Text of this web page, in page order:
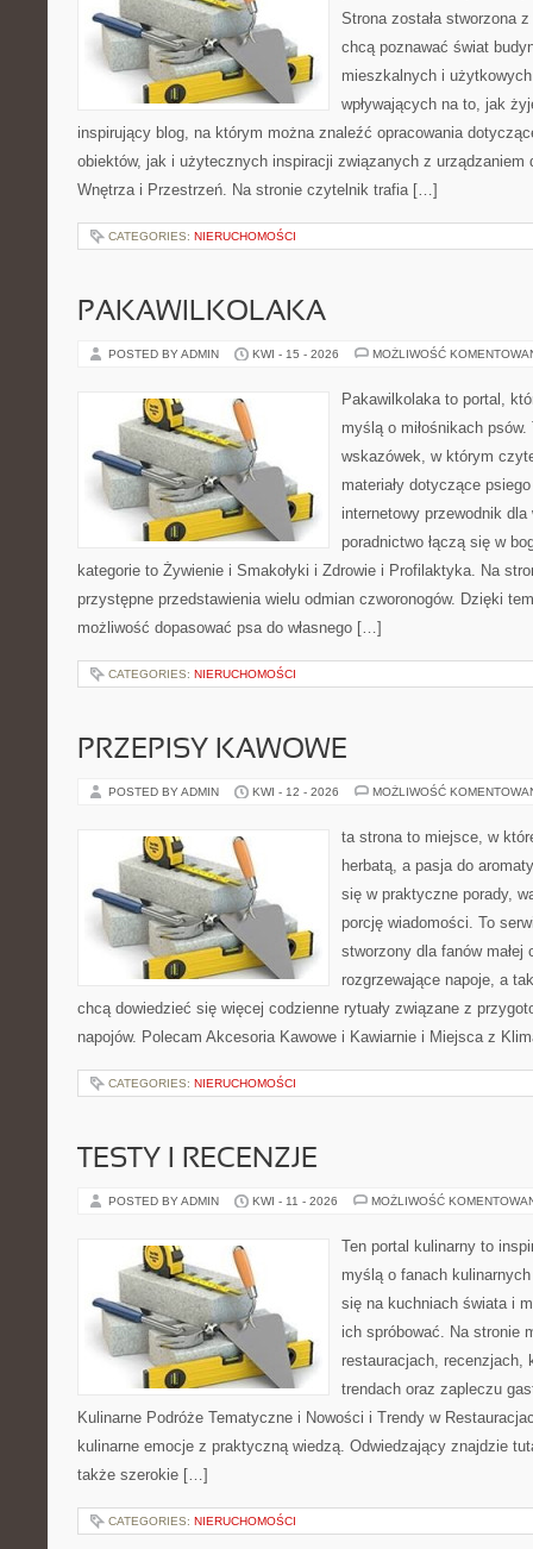
Strona została stworzona
chcą poznawać świat
mieszkalnych i
wpływających na to, jak
inspirujący blog, na którym można znaleźć opracowania
obiektów, jak i użytecznych inspiracji związanych z urządzaniem
Wnętrza i Przestrzeń. Na stronie czytelnik trafia […]
CATEGORIES: NIERUCHOMOŚCI
PAKAWILKOLAKA
POSTED BY ADMIN KWI - 15 - 2026 MOŻLIWOŚĆ
Pakawilkolaka to portal,
myślą o miłośnikach
wskazówek, w którym
materiały dotyczące
internetowy przewodnik
poradnictwo łączą się w
kategorie to Żywienie i Smakołyki i Zdrowie i Profilaktyka. Na
przystępne przedstawienia wielu odmian czworonogów. Dzięki
możliwość dopasować psa do własnego […]
CATEGORIES: NIERUCHOMOŚCI
PRZEPISY KAWOWE
POSTED BY ADMIN KWI - 12 - 2026 MOŻLIWOŚĆ
ta strona to miejsce, w
herbatą, a pasja do
się w praktyczne porady,
porcję wiadomości. To
stworzony dla fanów
rozgrzewające napoje, a
chcą dowiedzieć się więcej codzienne rytuały związane z
napojów. Polecam Akcesoria Kawowe i Kawiarnie i Miejsca z
CATEGORIES: NIERUCHOMOŚCI
TESTY I RECENZJE
POSTED BY ADMIN KWI - 11 - 2026 MOŻLIWOŚĆ
Ten portal kulinarny to
myślą o fanach
się na kuchniach świata i
ich spróbować. Na stronie
restauracjach, recenzjach,
trendach oraz zapleczu
Kulinarne Podróże Tematyczne i Nowości i Trendy w
kulinarne emocje z praktyczną wiedzą. Odwiedzający znajdzie
także szerokie […]
CATEGORIES: NIERUCHOMOŚCI